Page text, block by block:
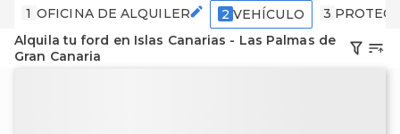
1 OFICINA DE ALQUILER 2 VEHÍCULO 3
Alquila tu ford en Islas Canarias - Las Palmas de
Gran Canaria